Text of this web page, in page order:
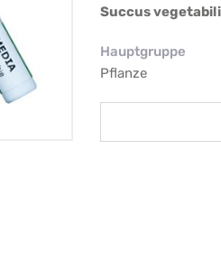
Succus
Hauptgruppe
Pflanze